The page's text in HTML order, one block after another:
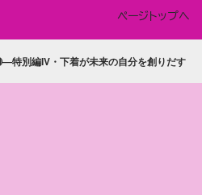
ページトップへ
特別編IV・下着が未来の自分を創りだす